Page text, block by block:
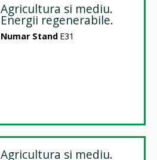
Agricultura si mediu.
Energii regenerabile.
Numar Stand E31
Agricultura si mediu.